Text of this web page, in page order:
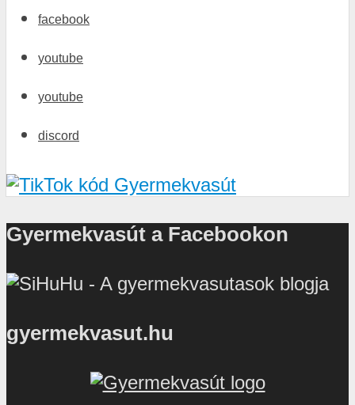
facebook
youtube
youtube
discord
Gyermekvasút a Facebookon
gyermekvasut.hu